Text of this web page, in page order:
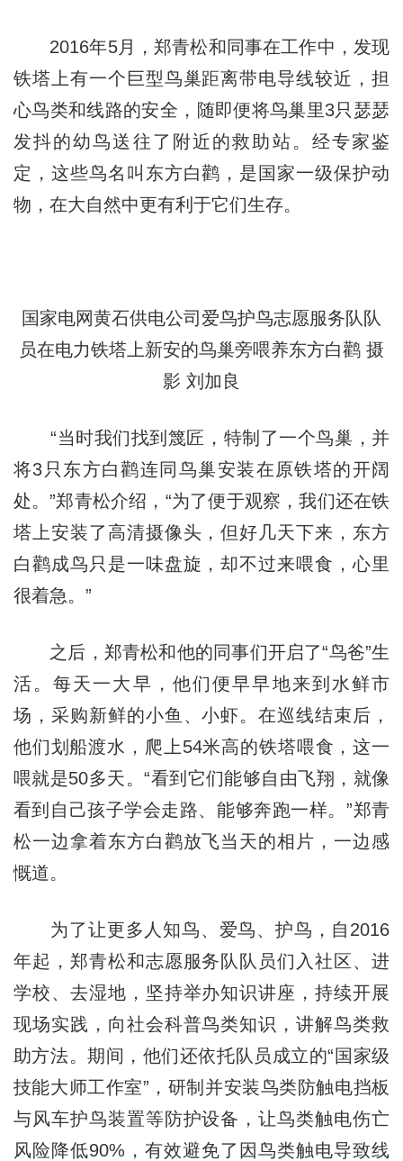
2016年5月，郑青松和同事在工作中，发现
铁塔上有一个巨型鸟巢距离带电导线较近，担
心鸟类和线路的安全，随即便将鸟巢里3只瑟瑟
发抖的幼鸟送往了附近的救助站。经专家鉴
定，这些鸟名叫东方白鹳，是国家一级保护动
物，在大自然中更有利于它们生存。
国家电网黄石供电公司爱鸟护鸟志愿服务队队
员在电力铁塔上新安的鸟巢旁喂养东方白鹳 摄
影 刘加良
“当时我们找到篾匠，特制了一个鸟巢，并
将3只东方白鹳连同鸟巢安装在原铁塔的开阔
处。”郑青松介绍，“为了便于观察，我们还在铁
塔上安装了高清摄像头，但好几天下来，东方
白鹳成鸟只是一味盘旋，却不过来喂食，心里
很着急。”
之后，郑青松和他的同事们开启了“鸟爸”生
活。每天一大早，他们便早早地来到水鲜市
场，采购新鲜的小鱼、小虾。在巡线结束后，
他们划船渡水，爬上54米高的铁塔喂食，这一
喂就是50多天。“看到它们能够自由飞翔，就像
看到自己孩子学会走路、能够奔跑一样。”郑青
松一边拿着东方白鹳放飞当天的相片，一边感
慨道。
为了让更多人知鸟、爱鸟、护鸟，自2016
年起，郑青松和志愿服务队队员们入社区、进
学校、去湿地，坚持举办知识讲座，持续开展
现场实践，向社会科普鸟类知识，讲解鸟类救
助方法。期间，他们还依托队员成立的“国家级
技能大师工作室”，研制并安装鸟类防触电挡板
与风车护鸟装置等防护设备，让鸟类触电伤亡
风险降低90%，有效避免了因鸟类触电导致线